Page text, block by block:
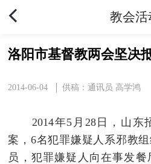
教会活
洛阳市基督教两会坚决
2014-06-04 供稿：通讯员 高学鸿
2014年5月28日，山东
案，6名犯罪嫌疑人系邪教
员，犯罪嫌疑人向在事发